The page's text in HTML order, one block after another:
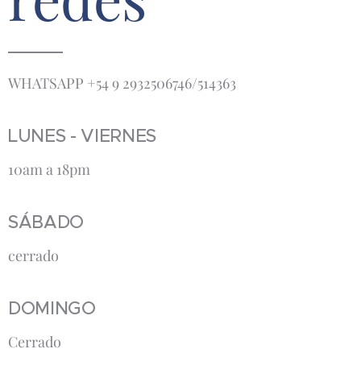
WHATSAPP +54 9 2932506746/514363
LUNES - VIERNES
10am a 18pm
SÁBADO
cerrado
DOMINGO
Cerrado